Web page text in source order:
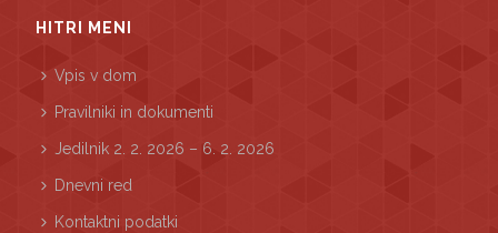
HITRI MENI
Vpis v dom
Pravilniki in dokumenti
Jedilnik 2. 2. 2026 – 6. 2. 2026
Dnevni red
Kontaktni podatki